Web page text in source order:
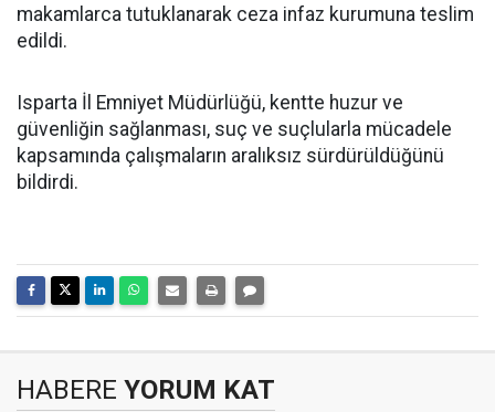
makamlarca tutuklanarak ceza infaz kurumuna teslim
edildi.
Isparta İl Emniyet Müdürlüğü, kentte huzur ve
güvenliğin sağlanması, suç ve suçlularla mücadele
kapsamında çalışmaların aralıksız sürdürüldüğünü
bildirdi.
HABERE YORUM KAT